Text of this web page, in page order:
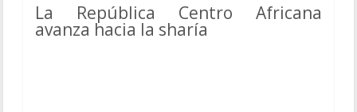
La República Centro Africana
avanza hacia la sharía